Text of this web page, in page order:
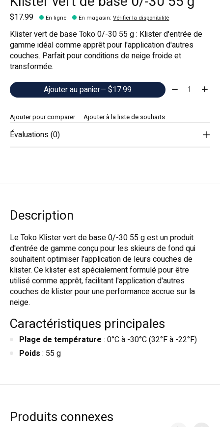
$17.99 En ligne En magasin:Vérifier la disponibilité
Klister vert de base Toko 0/-30 55 g : Klister d'entrée de
gamme idéal comme apprêt pour l'application d'autres
couches. Parfait pour conditions de neige froide et
transformée.
Ajouter au panier
— $17.99 Quantité:
Ajouter pour comparer Ajouter à la liste de souhaits
Évaluations (0)
Description
Le Toko Klister vert de base 0/-30 55 g est un produit
d'entrée de gamme conçu pour les skieurs de fond qui
souhaitent optimiser l'application de leurs couches de
klister. Ce klister est spécialement formulé pour être
utilisé comme apprêt, facilitant l'application d'autres
couches de klister pour une performance accrue sur la
neige.
Caractéristiques principales
Plage de température : 0°C à -30°C (32°F à -22°F)
Poids : 55 g
Produits connexes